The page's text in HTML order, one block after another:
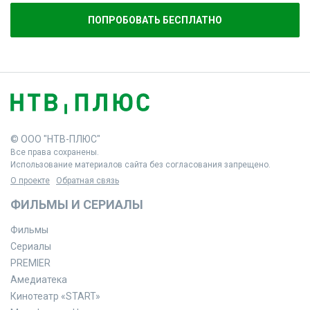
ПОПРОБОВАТЬ БЕСПЛАТНО
© ООО "НТВ-ПЛЮС"
Все права сохранены.
Использование материалов сайта без согласования запрещено.
О проекте
Обратная связь
ФИЛЬМЫ И СЕРИАЛЫ
Фильмы
Сериалы
PREMIER
Амедиатека
Кинотеатр «START»